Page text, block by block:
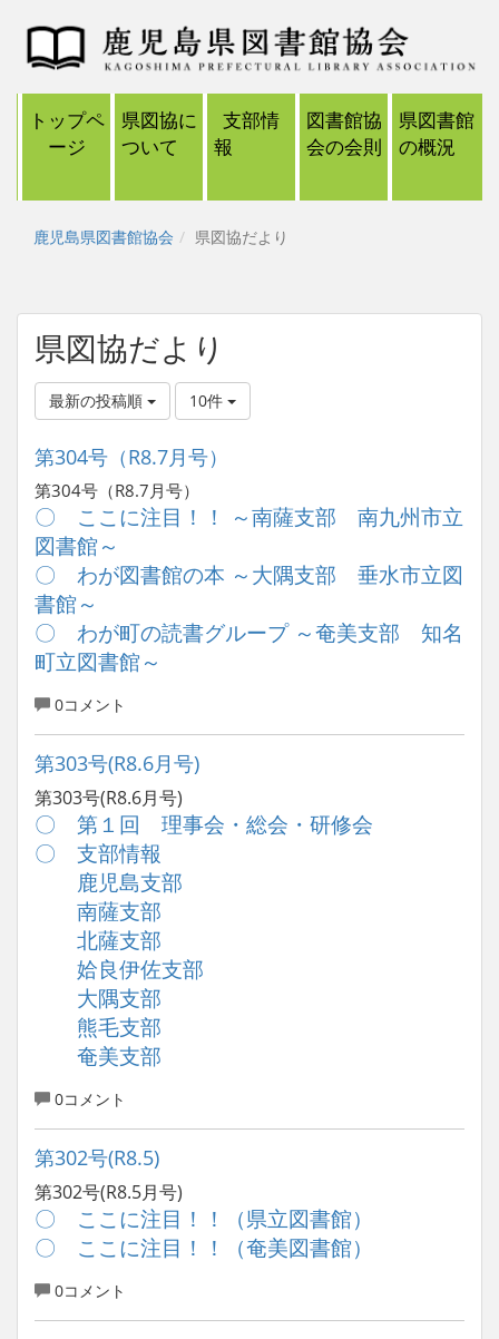
トップペ
ージ
県図協に
ついて
支部情
報
図書館協
会の会則
県図書館
の概況
鹿児島県図書館協会 県図協だより
県図協だより
最新の投稿順 10件
第304号（R8.7月号）
第304号（R8.7月号）
〇 ここに注目！！ ～南薩支部 南九州市立
図書館～
〇 わが図書館の本 ～大隅支部 垂水市立図
書館～
〇 わが町の読書グループ ～奄美支部 知名
町立図書館～
0コメント
第303号(R8.6月号)
第303号(R8.6月号)
〇 第１回 理事会・総会・研修会
〇 支部情報
鹿児島支部
南薩支部
北薩支部
姶良伊佐支部
大隅支部
熊毛支部
奄美支部
0コメント
第302号(R8.5)
第302号(R8.5月号)
〇 ここに注目！！（県立図書館）
〇 ここに注目！！（奄美図書館）
0コメント